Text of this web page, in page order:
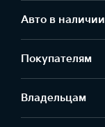
Авто в наличии
Покупателям
Владельцам